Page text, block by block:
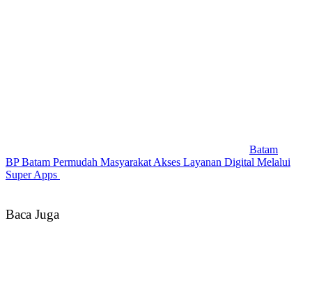
Batam
BP Batam Permudah Masyarakat Akses Layanan Digital Melalui
Super Apps
Baca Juga